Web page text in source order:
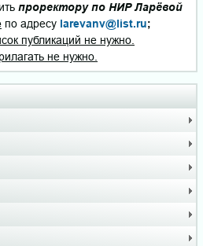
проректору по НИР Ларёвой
по адресу larevanv@list.ru;
публикаций не нужно.
не нужно.